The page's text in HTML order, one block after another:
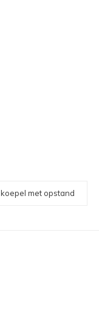
koepel met opstand